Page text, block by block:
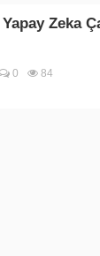
Zeka
0 84